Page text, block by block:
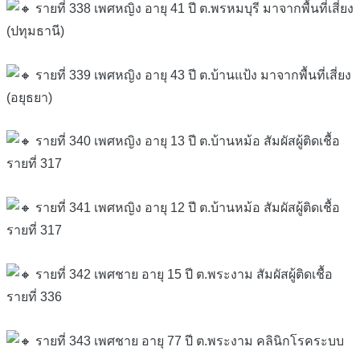
รายที่ 338 เพศหญิง อายุ 41 ปี ต.พรหมบุรี มาจากพื้นที่เสี่ยง
(ปทุมธานี)
รายที่ 339 เพศหญิง อายุ 43 ปี ต.บ้านแป้ง มาจากพื้นที่เสี่ยง
(อยุธยา)
รายที่ 340 เพศหญิง อายุ 13 ปี ต.บ้านหม้อ สัมผัสผู้ติดเชื้อ
รายที่ 317
รายที่ 341 เพศหญิง อายุ 12 ปี ต.บ้านหม้อ สัมผัสผู้ติดเชื้อ
รายที่ 317
รายที่ 342 เพศชาย อายุ 15 ปี ต.พระงาม สัมผัสผู้ติดเชื้อ
รายที่ 336
รายที่ 343 เพศชาย อายุ 77 ปี ต.พระงาม คลินิกโรคระบบ